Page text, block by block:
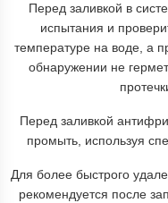
Перед заливкой в
испытания и
температуре на воде, а
обнаружении не
Перед заливкой
промыть, используя
Для более быстрого
рекомендуется после